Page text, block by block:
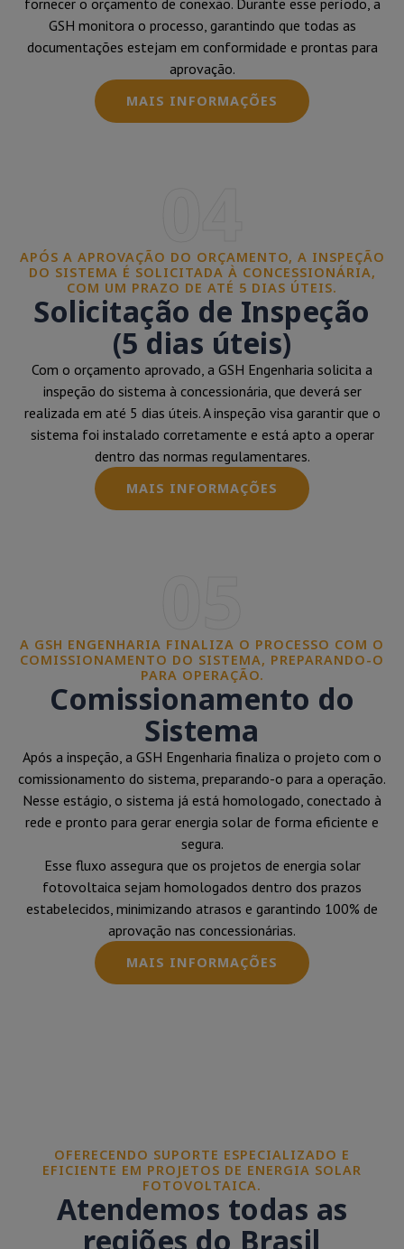
fornecer o orçamento de conexão. Durante esse período, a
GSH monitora o processo, garantindo que todas as
documentações estejam em conformidade e prontas para
aprovação.
MAIS INFORMAÇÕES
APÓS A APROVAÇÃO DO ORÇAMENTO, A INSPEÇÃO
DO SISTEMA É SOLICITADA À CONCESSIONÁRIA,
COM UM PRAZO DE ATÉ 5 DIAS ÚTEIS.
Solicitação de Inspeção
(5 dias úteis)
Com o orçamento aprovado, a GSH Engenharia solicita a
inspeção do sistema à concessionária, que deverá ser
realizada em até 5 dias úteis. A inspeção visa garantir que o
sistema foi instalado corretamente e está apto a operar
dentro das normas regulamentares.
MAIS INFORMAÇÕES
A GSH ENGENHARIA FINALIZA O PROCESSO COM O
COMISSIONAMENTO DO SISTEMA, PREPARANDO-O
PARA OPERAÇÃO.
Comissionamento do
Sistema
Após a inspeção, a GSH Engenharia finaliza o projeto com o
comissionamento do sistema, preparando-o para a operação.
Nesse estágio, o sistema já está homologado, conectado à
rede e pronto para gerar energia solar de forma eficiente e
segura.
Esse fluxo assegura que os projetos de energia solar
fotovoltaica sejam homologados dentro dos prazos
estabelecidos, minimizando atrasos e garantindo 100% de
aprovação nas concessionárias.
MAIS INFORMAÇÕES
OFERECENDO SUPORTE ESPECIALIZADO E
EFICIENTE EM PROJETOS DE ENERGIA SOLAR
FOTOVOLTAICA.
Atendemos todas as
regiões do Brasil